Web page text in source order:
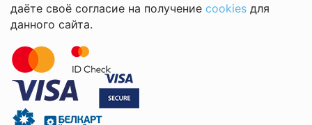
даёте своё согласие на получение cookies для
данного сайта.